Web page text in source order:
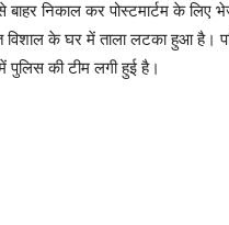
निकाल कर पोस्टमार्टम के लिए
विशाल के घर में ताला लटका हुआ है।
पुलिस की टीम लगी हुई है।